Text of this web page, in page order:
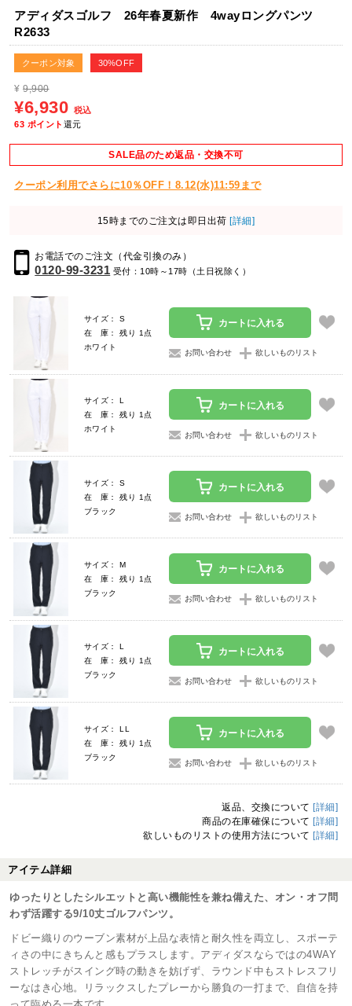
アディダスゴルフ 26年春夏新作 4wayロングパンツ
R2633
クーポン対象 30%OFF
¥ 9,900
¥6,930 税込
63 ポイント 還元
SALE品のため返品・交換不可
クーポン利用でさらに10％OFF！8.12(水)11:59まで
15時までのご注文は即日出荷 [詳細]
お電話でのご注文（代金引換のみ）
0120-99-3231 受付：10時～17時（土日祝除く）
サイズ： S
在 庫： 残り 1点
ホワイト
カートに入れる
お問い合わせ 欲しいものリスト
サイズ： L
在 庫： 残り 1点
ホワイト
カートに入れる
お問い合わせ 欲しいものリスト
サイズ： S
在 庫： 残り 1点
ブラック
カートに入れる
お問い合わせ 欲しいものリスト
サイズ： M
在 庫： 残り 1点
ブラック
カートに入れる
お問い合わせ 欲しいものリスト
サイズ： L
在 庫： 残り 1点
ブラック
カートに入れる
お問い合わせ 欲しいものリスト
サイズ： LL
在 庫： 残り 1点
ブラック
カートに入れる
お問い合わせ 欲しいものリスト
返品、交換について [詳細]
商品の在庫確保について [詳細]
欲しいものリストの使用方法について [詳細]
アイテム詳細
ゆったりとしたシルエットと高い機能性を兼ね備えた、オン・オフ問
わず活躍する9/10丈ゴルフパンツ。
ドビー織りのウーブン素材が上品な表情と耐久性を両立し、スポーテ
ィさの中にきちんと感もプラスします。アディダスならではの4WAY
ストレッチがスイング時の動きを妨げず、ラウンド中もストレスフリ
ーなはき心地。リラックスしたプレーから勝負の一打まで、自信を持